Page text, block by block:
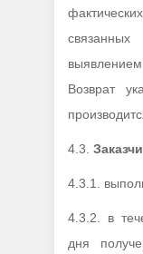
связанных
Возврат
4.3.
4.3.1.
4.3.2. в
дня